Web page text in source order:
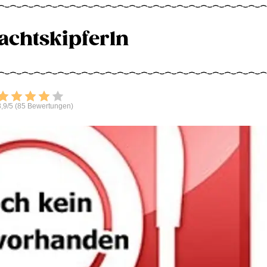
Bewerten
5 (85 Bewertungen)